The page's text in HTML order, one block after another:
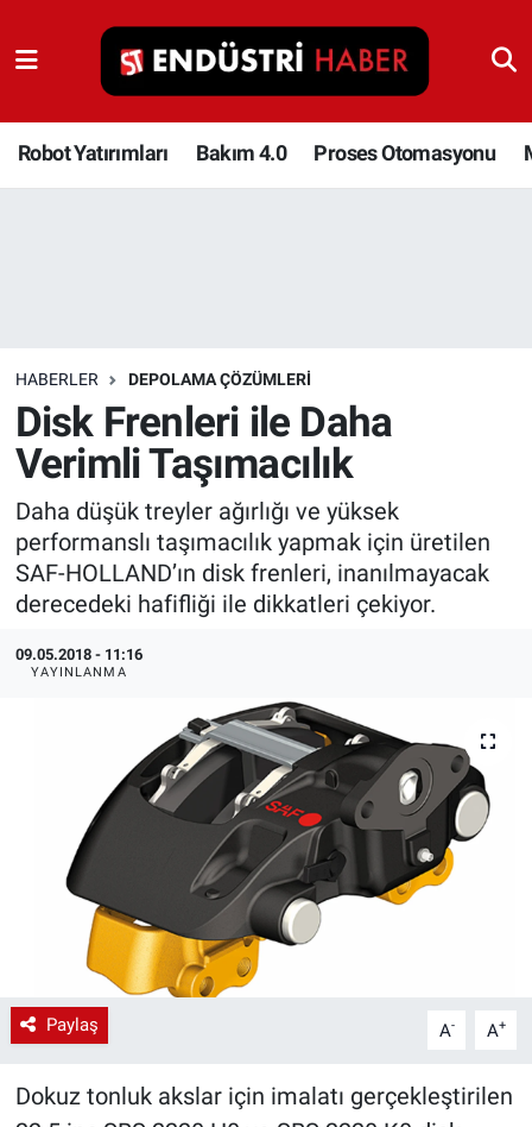
Robot Yatırımları Bakım 4.0 Proses Otomasyonu
HABERLER DEPOLAMA ÇÖZÜMLERI
Disk Frenleri ile Daha
Verimli Taşımacılık
Daha düşük treyler ağırlığı ve yüksek
performanslı taşımacılık yapmak için üretilen
SAF-HOLLAND’ın disk frenleri, inanılmayacak
derecedeki hafifliği ile dikkatleri çekiyor.
09.05.2018 - 11:16
YAYINLANMA
Paylaş A- A+
Dokuz tonluk akslar için imalatı gerçekleştirilen
Robot Yatırımları
Bakım 4.0
Depolama Çözümleri
İnşaat ve Malzeme
HaberOrtak
EndüstriST
Endüstri 4.0 Uygulamaları
Ağır Sanayi Çözümleri